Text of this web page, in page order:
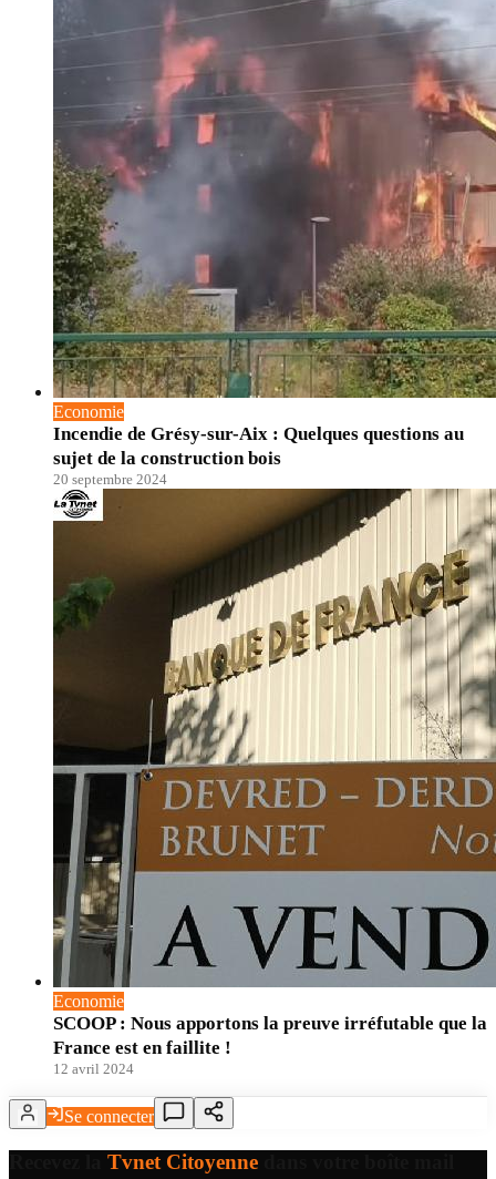
Economie
Incendie de Grésy-sur-Aix : Quelques questions au
sujet de la construction bois
20 septembre 2024
Economie
SCOOP : Nous apportons la preuve irréfutable que la
France est en faillite !
12 avril 2024
Se connecter
Tvnet Citoyenne